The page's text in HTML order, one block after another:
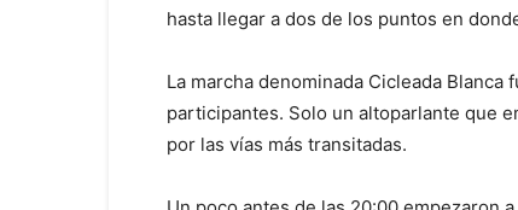
hasta llegar a dos de los puntos en
La marcha denominada Cicleada
participantes. Solo un altoparlante que
por las vías más transitadas.